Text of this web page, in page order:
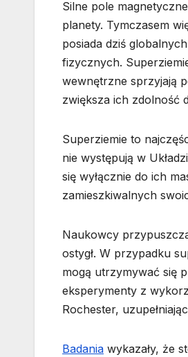
Silne pole
planety. Tymczasem
posiada dziś
fizycznych.
wewnętrzne sprzyjają
zwiększa ich zdolność
Superziemie to
nie występują w
się wyłącznie do ich
zamieszkiwalnych
Naukowcy
ostygł. W przypadku
mogą utrzymywać się
eksperymenty z
Rochester,
Badania wykazały, że